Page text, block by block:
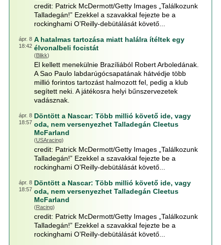
credit: Patrick McDermott/Getty Images „Találkozunk
Talladegán!” Ezekkel a szavakkal fejezte be a
rockinghami O’Reilly-debütálását követő...
ápr. 8
18:42
A hatalmas tartozása miatt halálra ítéltek egy
élvonalbeli focistát
(Blikk)
El kellett menekülnie Brazíliából Robert Arboledának.
A Sao Paulo labdarúgócsapatának hátvédje több
millió forintos tartozást halmozott fel, pedig a klub
segített neki. A játékosra helyi bűnszervezetek
vadásznak.
ápr. 8
18:57
Döntött a Nascar: Több millió követő ide, vagy
oda, nem versenyezhet Talladegán Cleetus
McFarland
(USAracing)
credit: Patrick McDermott/Getty Images „Találkozunk
Talladegán!” Ezekkel a szavakkal fejezte be a
rockinghami O’Reilly-debütálását követő...
ápr. 8
18:57
Döntött a Nascar: Több millió követő ide, vagy
oda, nem versenyezhet Talladegán Cleetus
McFarland
(Racing)
credit: Patrick McDermott/Getty Images „Találkozunk
Talladegán!” Ezekkel a szavakkal fejezte be a
rockinghami O’Reilly-debütálását követő...